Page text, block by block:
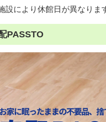
設により休館日が異なりま
PASSTO